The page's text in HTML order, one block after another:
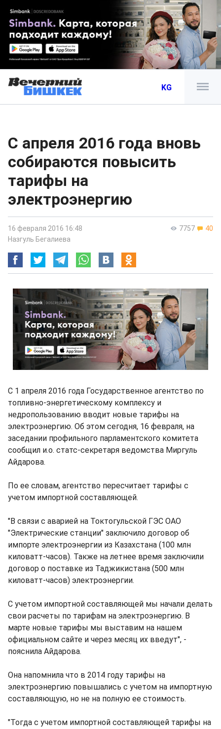
KG
С апреля 2016 года вновь
собираются повысить
тарифы на
электроэнергию
7757 40
16 февраля 2016 16:48
Назгуль Бегалиева
С 1 апреля 2016 года Государственное агентство по
топливно-энергетическому комплексу и
недропользованию вводит новые тарифы на
электроэнергию. Об этом сегодня, 16 февраля, на
заседании профильного парламентского комитета
сообщил и.о. статс-секретаря ведомства Миргуль
Айдарова.
По ее словам, агентство пересчитает тарифы с
учетом импортной составляющей.
"В связи с аварией на Токтогульской ГЭС ОАО
"Электрические станции" заключило договор об
импорте электроэнергии из Казахстана (100 млн
киловатт-часов). Также на летнее время заключили
договор о поставке из Таджикистана (500 млн
киловатт-часов) электроэнергии.
С учетом импортной составляющей мы начали делать
свои расчеты по тарифам на электроэнергию. В
марте новые тарифы мы выставим на нашем
официальном сайте и через месяц их введут", -
пояснила Айдарова.
Она напомнила что в 2014 году тарифы на
электроэнергию повышались с учетом на импортную
составляющую, но не на полную ее стоимость.
"Тогда с учетом импортной составляющей тарифы на